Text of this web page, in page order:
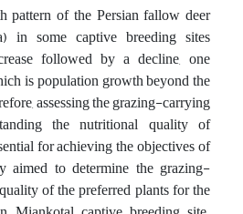
pattern of the Persian fallow deer
in some captive breeding sites
followed by a decline, one
is population growth beyond the
assessing the grazing-carrying
the nutritional quality of
for achieving the objectives of
aimed to determine the grazing-
of the preferred plants for the